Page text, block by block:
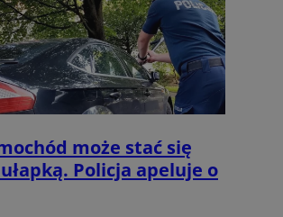
może stać się
Policja apeluje o